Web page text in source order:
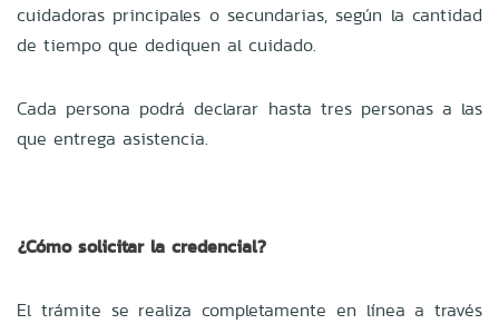
cuidadoras principales o secundarias, según la cantidad
de tiempo que dediquen al cuidado.
Cada persona podrá declarar hasta tres personas a las
que entrega asistencia.
¿Cómo solicitar la credencial?
El trámite se realiza completamente en línea a través